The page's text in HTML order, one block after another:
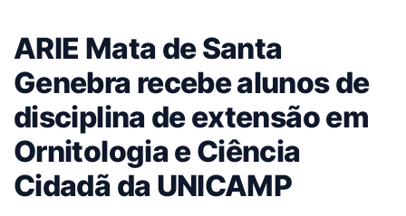
ARIE Mata de Santa
Genebra recebe alunos de
disciplina de extensão em
Ornitologia e Ciência
Cidadã da UNICAMP